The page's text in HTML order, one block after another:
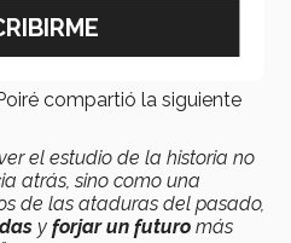
con el cuerpo.
son esenciales
compartió la siguiente
el estudio de la historia no
atrás, sino como una
de las ataduras del pasado,
y forjar un futuro más